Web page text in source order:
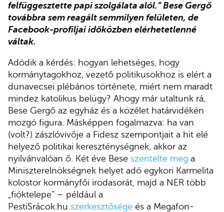
felfüggesztette papi szolgálata alól.” Bese Gergő
továbbra sem reagált semmilyen felületen, de
Facebook-profiljai időközben elérhetetlenné
váltak.
Adódik a kérdés: hogyan lehetséges, hogy
kormánytagokhoz, vezető politikusokhoz is elért a
dunavecsei plébános története, miért nem maradt
mindez katolikus belügy? Ahogy már utaltunk rá,
Bese Gergő az egyház és a közélet határvidékén
mozgó figura. Másképpen fogalmazva: ha van
(volt?) zászlóvivője a Fidesz szempontjait a hit elé
helyező politikai kereszténységnek, akkor az
nyilvánvalóan ő. Két éve Bese szentelte meg a
Miniszterelnökségnek helyet adó egykori Karmelita
kolostor kormányfői irodasorát, majd a NER több
„fióktelepe” – például a
PestiSrácok.hu szerkesztősége és a Megafon-